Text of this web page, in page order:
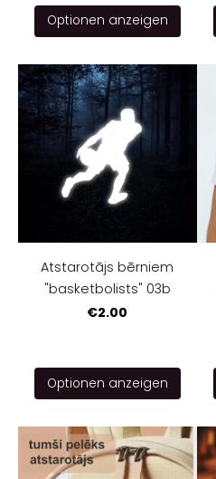
Optionen anzeigen
Atstarotājs bērniem
"basketbolists" 03b
€2.00
Optionen anzeigen